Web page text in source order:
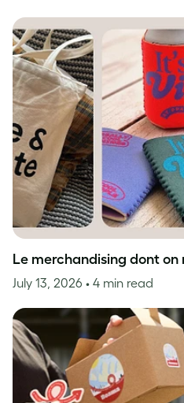
Le merchandising dont on
July 13, 2026 • 4 min read